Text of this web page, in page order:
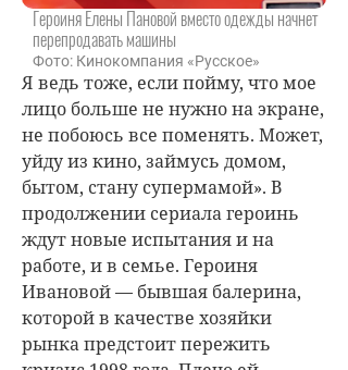
Героиня Елены Пановой вместо одежды начнет
перепродавать машины
Фото: Кинокомпания «Русское»
Я ведь тоже, если пойму, что мое
лицо больше не нужно на экране,
не побоюсь все поменять. Может,
уйду из кино, займусь домом,
бытом, стану супермамой». В
продолжении сериала героинь
ждут новые испытания и на
работе, и в семье. Героиня
Ивановой — бывшая балерина,
которой в качестве хозяйки
рынка предстоит пережить